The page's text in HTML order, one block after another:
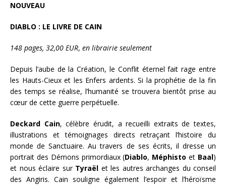
NOUVEAU
DIABLO : LE LIVRE DE CAIN
148 pages, 32,00 EUR, en librairie seulement
Depuis l’aube de la Création, le Conflit éternel fait rage entre
les Hauts-Cieux et les Enfers ardents. Si la prophétie de la fin
des temps se réalise, l’humanité se trouvera bientôt prise au
cœur de cette guerre perpétuelle.
Deckard Cain, célèbre érudit, a recueilli extraits de textes,
illustrations et témoignages directs retraçant l’histoire du
monde de Sanctuaire. Au travers de ses écrits, il dresse un
portrait des Démons primordiaux (Diablo, Méphisto et Baal)
et nous éclaire sur Tyraël et les autres archanges du conseil
des Angiris. Cain souligne également l’espoir et l’héroïsme